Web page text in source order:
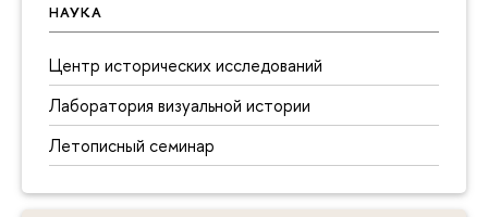
НАУКА
Центр исторических исследований
Лаборатория визуальной истории
Летописный семинар